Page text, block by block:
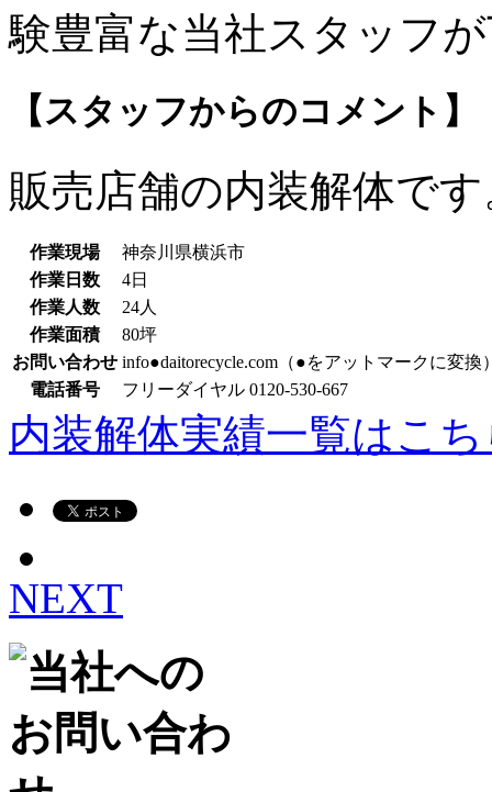
験豊富な当社スタッフ
【スタッフからのコメント】
販売店舗の内装解体で
作業現場
神奈川県横浜市
作業日数
4日
作業人数
24人
作業面積
80坪
お問い合わせ info●daitorecycle.com（●をアットマークに変換
電話番号
フリーダイヤル 0120-530-667
内装解体実績一覧はこ
NEXT